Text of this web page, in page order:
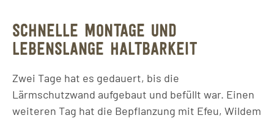
SCHNELLE MONTAGE UND
LEBENSLANGE HALTBARKEIT
Zwei Tage hat es gedauert, bis die
Lärmschutzwand aufgebaut und befüllt war. Einen
weiteren Tag hat die Bepflanzung mit Efeu, Wildem